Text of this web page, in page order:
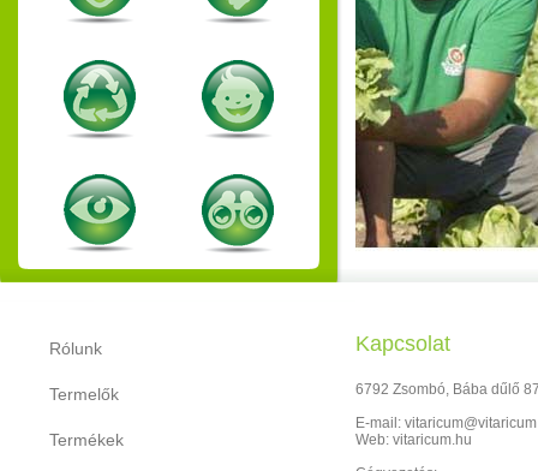
Rólunk
Termelők
Termékek
Kapcsolat
6792 Zsombó, Bába dűlő
E-mail:
Web: vitaricum.hu